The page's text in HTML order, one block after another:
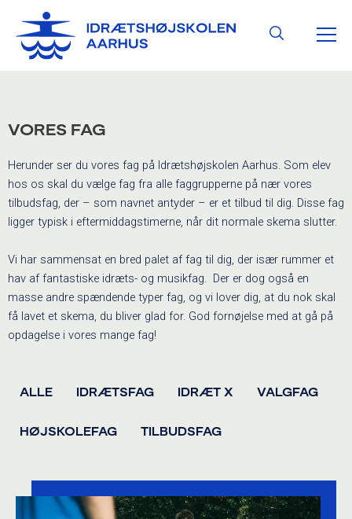
indholdet
Søg
VORES FAG
Herunder ser du vores fag på Idrætshøjskolen Aarhus. Som elev
hos os skal du vælge fag fra alle faggrupperne på nær vores
tilbudsfag, der – som navnet antyder – er et tilbud til dig. Disse fag
ligger typisk i eftermiddagstimerne, når dit normale skema slutter.
Vi har sammensat en bred palet af fag til dig, der især rummer et
hav af fantastiske idræts- og musikfag. Der er dog også en
masse andre spændende typer fag, og vi lover dig, at du nok skal
få lavet et skema, du bliver glad for. God fornøjelse med at gå på
opdagelse i vores mange fag!
ALLE IDRÆTSFAG IDRÆT X VALGFAG
HØJSKOLEFAG TILBUDSFAG